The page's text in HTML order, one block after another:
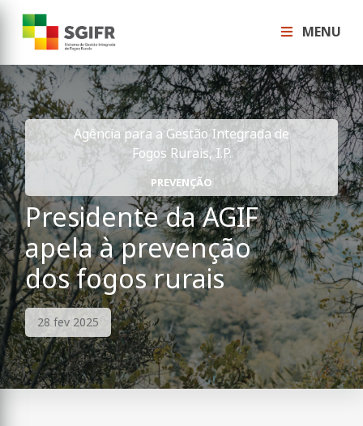
MENU
Agência para a Gestão Integrada de
Fogos Rurais, I.P.
PREVENÇÃO
Presidente da AGIF
apela à prevenção
dos fogos rurais
28 fev 2025